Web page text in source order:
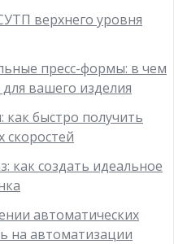
верхнего уровня
пресс-формы: в чем
вашего изделия
как быстро получить
скоростей
как создать идеальное
автоматических
на автоматизации